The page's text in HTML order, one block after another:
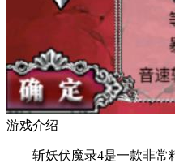
游戏介绍
斩妖伏魔录4是一款非常